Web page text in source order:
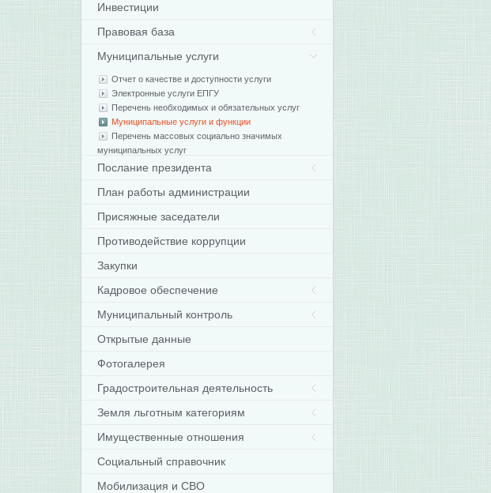
Инвестиции
Правовая база
Муниципальные услуги
Отчет о качестве и доступности услуги
Электронные услуги ЕПГУ
Перечень необходимых и обязательных услуг
Муниципальные услуги и функции
Перечень массовых социально значимых
муниципальных услуг
Послание президента
План работы администрации
Присяжные заседатели
Противодействие коррупции
Закупки
Кадровое обеспечение
Муниципальный контроль
Открытые данные
Фотогалерея
Градостроительная деятельность
Земля льготным категориям
Имущественные отношения
Социальный справочник
Мобилизация и СВО